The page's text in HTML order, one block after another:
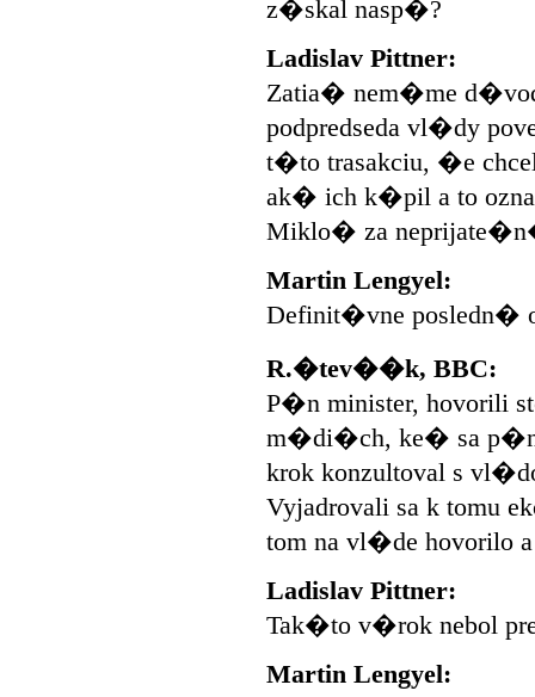
z�skal nasp�?
Ladislav Pittner:
Zatia� nem�me
podpredseda vl�dy
t�to trasakciu, �e
ak� ich k�pil a to
Miklo� za
Martin Lengyel:
Definit�vne posledn�
R.�tev��k, BBC:
P�n minister, hovorili
m�di�ch, ke� sa
krok konzultoval s
Vyjadrovali sa k tomu
tom na vl�de hovorilo
Ladislav Pittner:
Tak�to v�rok nebol
Martin Lengyel: